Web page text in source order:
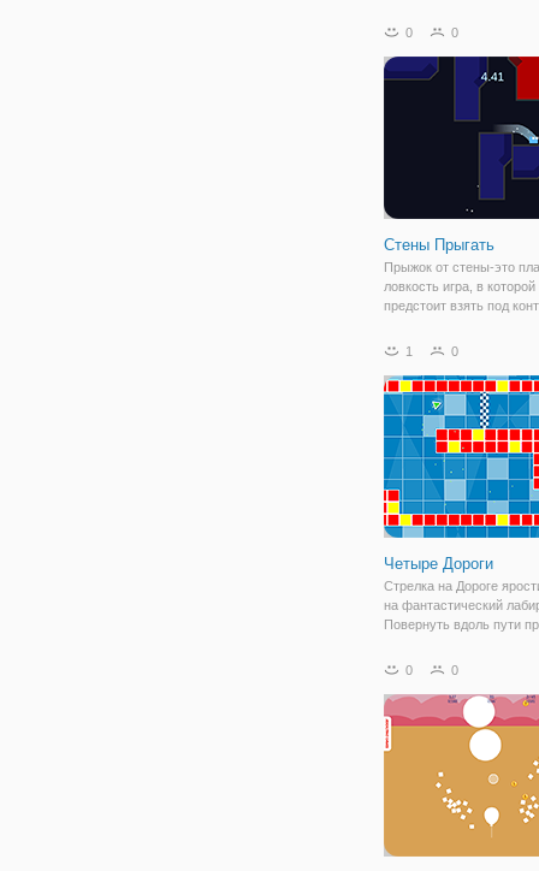
катиться вниз
направлять мяч, чтобы
препятствий и дальше,
0 0
Стены Прыгать
Прыжок от стены-это
ловкость игра, в
предстоит взять под
просто должны помочь
телепортирует его на
уровень. Для
1 0
Четыре Дороги
Стрелка на Дороге
на фантастический
Повернуть вдоль пути
Избежать столкновения
назначения с отказо,
завершить
0 0